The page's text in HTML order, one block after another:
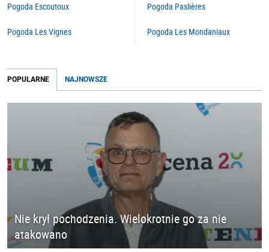
Pogoda Escoutoux
Pogoda Les Vignes
Pogoda Paslières
Pogoda Les Mondaniaux
POPULARNE NAJNOWSZE
Nie krył pochodzenia. Wielokrotnie go za nie
atakowano